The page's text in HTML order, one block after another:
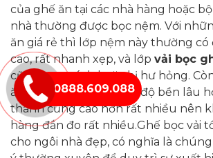
của ghế ăn tại các nhà hàng hoặc
nhà thường được bọc nệm. Với
ăn giá rẻ thì lớp nệm này thường có
cao, rất nhanh xẹp, và lớp vải bọc
cũng mau rách hoặc bị hư hỏng.
ăn cao cấp thường cho độ bền lâu
thành cũng cao hơn rất nhiều nên
hàng đắn đo rất nhiều.Ghế bọc vải
cho ngôi nhà đẹp, có nghĩa là
0888.609.088